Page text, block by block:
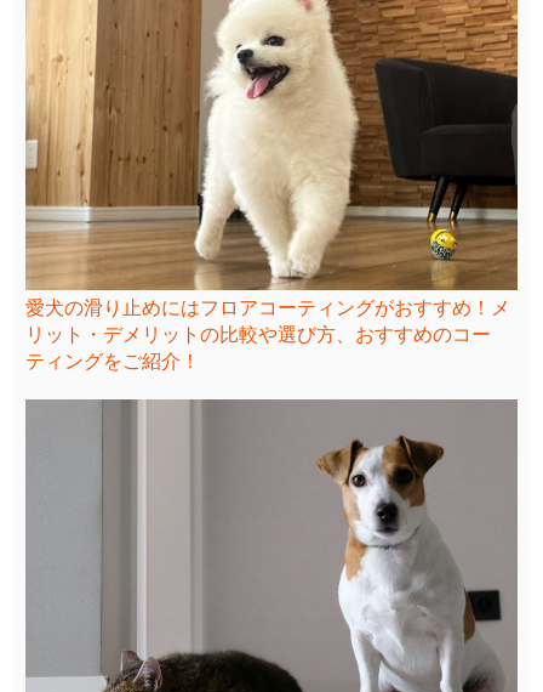
愛犬の滑り止めにはフロアコーティングがおすすめ！メ
リット・デメリットの比較や選び方、おすすめのコー
ティングをご紹介！